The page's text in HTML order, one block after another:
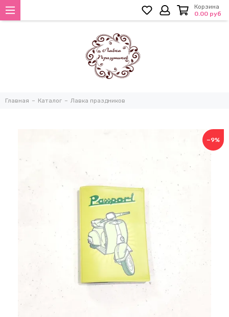
Корзина
0.00 руб
Главная Каталог Лавка праздников
−9%